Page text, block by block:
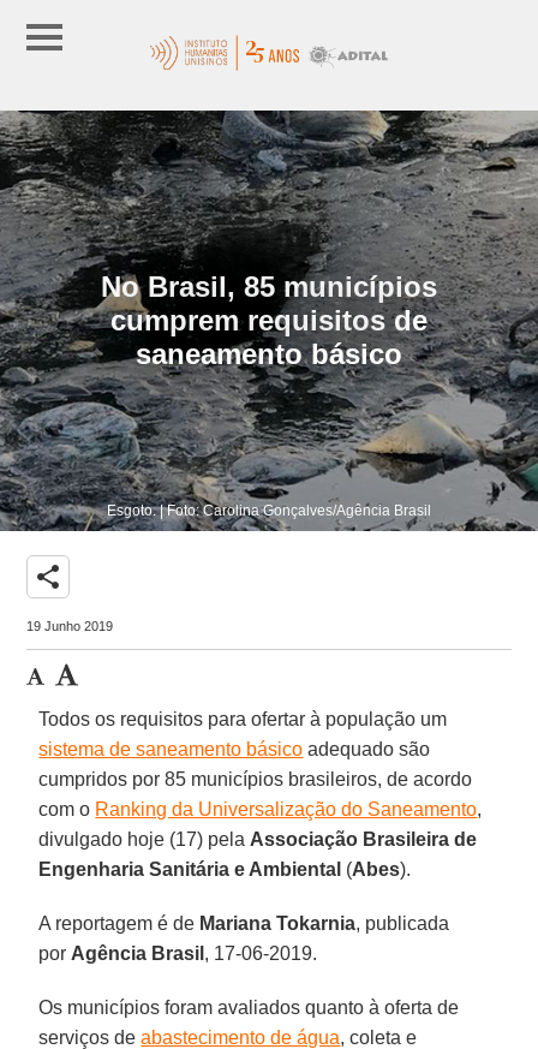
No Brasil, 85 municípios
cumprem requisitos de
saneamento básico
Esgoto. | Foto: Carolina Gonçalves/Agência Brasil
share
19 Junho 2019
Todos os requisitos para ofertar à população um
sistema de saneamento básico adequado são
cumpridos por 85 municípios brasileiros, de acordo
com o Ranking da Universalização do Saneamento,
divulgado hoje (17) pela Associação Brasileira de
Engenharia Sanitária e Ambiental (Abes).
A reportagem é de Mariana Tokarnia, publicada
por Agência Brasil , 17-06-2019.
Os municípios foram avaliados quanto à oferta de
serviços deabastecimento de água, coleta e